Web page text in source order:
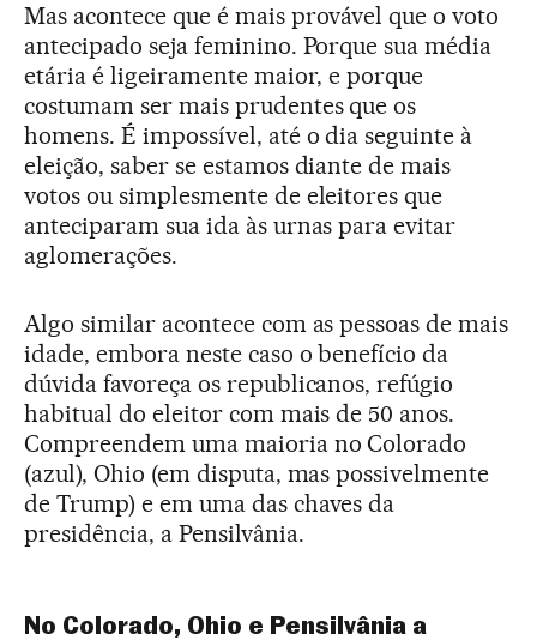
Mas acontece que é mais provável que o voto
antecipado seja feminino. Porque sua média
etária é ligeiramente maior, e porque
costumam ser mais prudentes que os
homens. É impossível, até o dia seguinte à
eleição, saber se estamos diante de mais
votos ou simplesmente de eleitores que
anteciparam sua ida às urnas para evitar
aglomerações.
Algo similar acontece com as pessoas de mais
idade, embora neste caso o benefício da
dúvida favoreça os republicanos, refúgio
habitual do eleitor com mais de 50 anos.
Compreendem uma maioria no Colorado
(azul), Ohio (em disputa, mas possivelmente
de Trump) e em uma das chaves da
presidência, a Pensilvânia.